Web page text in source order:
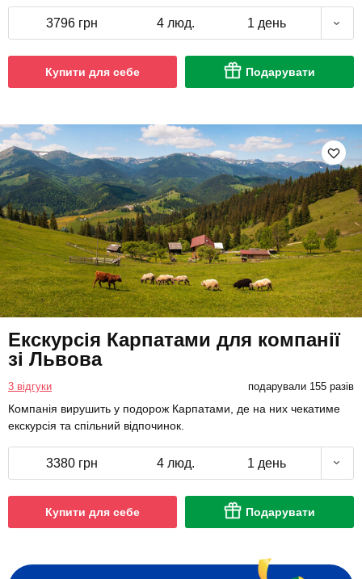
3796 грн 4 люд. 1 день
Купити для себе Подарувати
Екскурсія Карпатами для компанії
зі Львова
3 відгуки подарували 155 разів
Компанія вирушить у подорож Карпатами, де на них чекатиме
екскурсія та спільний відпочинок.
3380 грн 4 люд. 1 день
Купити для себе Подарувати